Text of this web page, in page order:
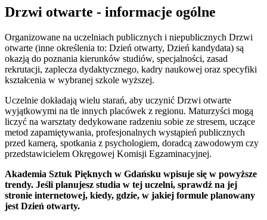
Drzwi otwarte - informacje ogólne
Organizowane na uczelniach publicznych i niepublicznych Drzwi
otwarte (inne określenia to: Dzień otwarty, Dzień kandydata) są
okazją do poznania kierunków studiów, specjalności, zasad
rekrutacji, zaplecza dydaktycznego, kadry naukowej oraz specyfiki
kształcenia w wybranej szkole wyższej.
Uczelnie dokładają wielu starań, aby uczynić Drzwi otwarte
wyjątkowymi na tle innych placówek z regionu. Maturzyści mogą
liczyć na warsztaty dedykowane radzeniu sobie ze stresem, uczące
metod zapamiętywania, profesjonalnych wystąpień publicznych
przed kamerą, spotkania z psychologiem, doradcą zawodowym czy
przedstawicielem Okręgowej Komisji Egzaminacyjnej.
Akademia Sztuk Pięknych w Gdańsku wpisuje się w powyższe
trendy. Jeśli planujesz studia w tej uczelni, sprawdź na jej
stronie internetowej, kiedy, gdzie, w jakiej formule planowany
jest Dzień otwarty.